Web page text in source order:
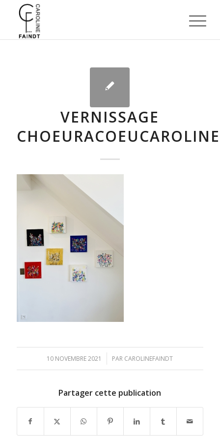
VERNISSAGE
10 NOVEMBRE 2021
/ PAR CAROLINEFAINDT
Partager cette publication